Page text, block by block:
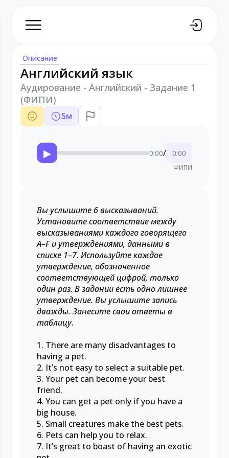
Описание
Английский язык
Аудирование - Английский - Задание 1
(ФИПИ)
5м
▶ 0:00/ 0:00
ФИПИ
Вы услышите 6 высказываний.
Установите соответствие между
высказываниями каждого говорящего
A–F и утверждениями, данными в
списке 1–7. Используйте каждое
утверждение, обозначенное
соответствующей цифрой, только
один раз. В задании есть одно лишнее
утверждение. Вы услышите запись
дважды. Занесите свои ответы в
таблицу.
1. There are many disadvantages to
having a pet.
2. It’s not easy to select a suitable pet.
3. Your pet can become your best
friend.
4. You can get a pet only if you have a
big house.
5. Small creatures make the best pets.
6. Pets can help you to relax.
7. It’s great to boast of having an exotic